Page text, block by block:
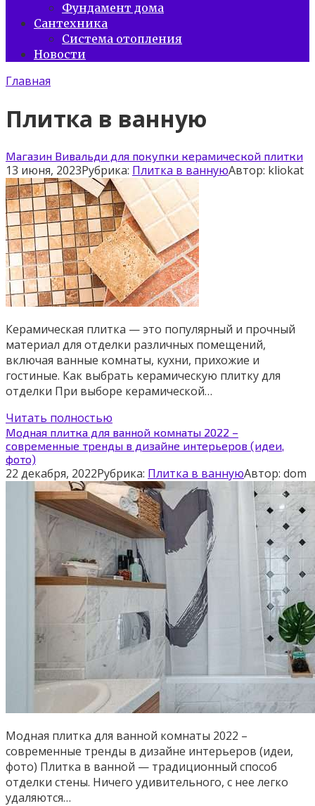
Фундамент дома
Сантехника
Система отопления
Новости
Главная
Плитка в ванную
Магазин Вивальди для покупки керамической плитки
13 июня, 2023Рубрика: Плитка в ваннуюАвтор: kliokat
Керамическая плитка — это популярный и прочный
материал для отделки различных помещений,
включая ванные комнаты, кухни, прихожие и
гостиные. Как выбрать керамическую плитку для
отделки При выборе керамической…
Читать полностью
Модная плитка для ванной комнаты 2022 –
современные тренды в дизайне интерьеров (идеи,
фото)
22 декабря, 2022Рубрика: Плитка в ваннуюАвтор: dom
Модная плитка для ванной комнаты 2022 –
современные тренды в дизайне интерьеров (идеи,
фото) Плитка в ванной — традиционный способ
отделки стены. Ничего удивительного, с нее легко
удаляются…